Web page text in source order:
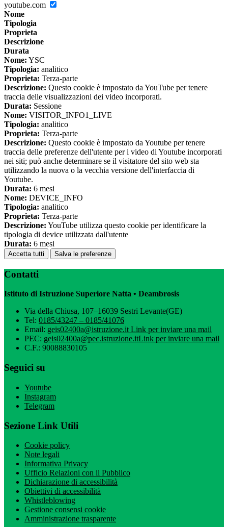
youtube.com
Nome
Tipologia
Proprieta
Descrizione
Durata
Nome: YSC
Tipologia: analitico
Proprieta: Terza-parte
Descrizione: Questo cookie è impostato da YouTube per tenere
traccia delle visualizzazioni dei video incorporati.
Durata: Sessione
Nome: VISITOR_INFO1_LIVE
Tipologia: analitico
Proprieta: Terza-parte
Descrizione: Questo cookie è impostato da Youtube per tenere
traccia delle preferenze dell'utente per i video di Youtube incorporati
nei siti; può anche determinare se il visitatore del sito web sta
utilizzando la nuova o la vecchia versione dell'interfaccia di
Youtube.
Durata: 6 mesi
Nome: DEVICE_INFO
Tipologia: analitico
Proprieta: Terza-parte
Descrizione: YouTube utilizza questo cookie per identificare la
tipologia di device utilizzata dall'utente
Durata: 6 mesi
Accetta tutti Salva le preferenze
Contatti
Istituto di Istruzione Superiore Natta • Deambrosis
Via della Chiusa, 107–16039 Sestri Levante(GE)
Tel: 0185/43247 – 0185/41076
Email: geis02400a@istruzione.itLink per inviare una mail
PEC: geis02400a@pec.istruzione.itLink per inviare una mail
C.F.: 90088830105
Seguici su
Youtube
Instagram
Telegram
Sezione Link Utili
Cookie policy
Note legali
Informativa Privacy
Ufficio Relazioni con il Pubblico
Dichiarazione di accessibilità
Obiettivi di accessibilità
Whistleblowing
Gestione consensi cookie
Amministrazione trasparente